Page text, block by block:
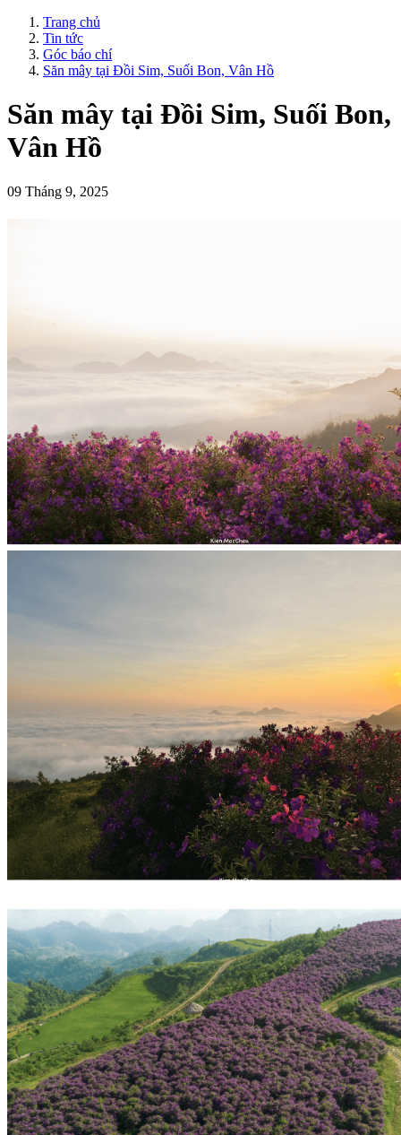
Trang chủ
Tin tức
Góc báo chí
Săn mây tại Đồi Sim, Suối Bon, Vân Hồ
Săn mây tại Đồi Sim, Suối Bon,
Vân Hồ
09 Tháng 9, 2025